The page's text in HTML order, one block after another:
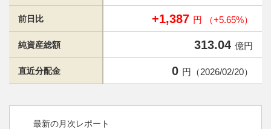
前日比 +1,387 円 （+5.65%）
純資産総額 313.04 億円
直近分配金 0 円（2026/02/20）
最新の月次レポート